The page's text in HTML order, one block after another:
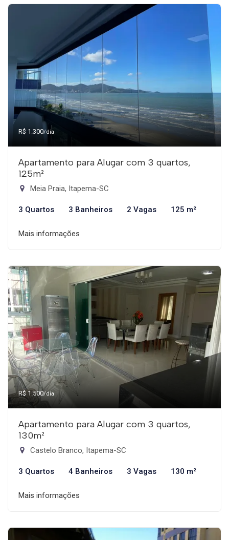
R$ 1.300/dia
Apartamento para Alugar com 3 quartos,
125m²
Meia Praia, Itapema-SC
3 Quartos 3 Banheiros 2 Vagas 125 m²
Mais informações
R$ 1.500/dia
Apartamento para Alugar com 3 quartos,
130m²
Castelo Branco, Itapema-SC
3 Quartos 4 Banheiros 3 Vagas 130 m²
Mais informações